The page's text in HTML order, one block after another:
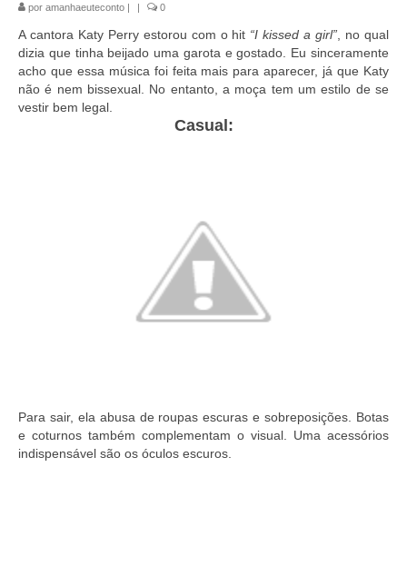
por amanhaeuteconto | | 0
A cantora Katy Perry estorou com o hit “I kissed a girl” , no qual
dizia que tinha beijado uma garota e gostado. Eu sinceramente
acho que essa música foi feita mais para aparecer, já que Katy
não é nem bissexual. No entanto, a moça tem um estilo de se
vestir bem legal.
Casual:
Para sair, ela abusa de roupas escuras e sobreposições. Botas
e coturnos também complementam o visual. Uma acessórios
indispensável são os óculos escuros.